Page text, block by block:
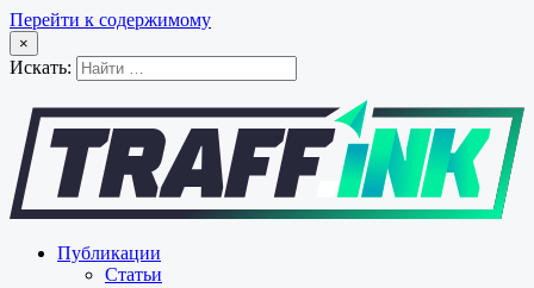
Перейти к содержимому
×
Искать:
Публикации
Статьи